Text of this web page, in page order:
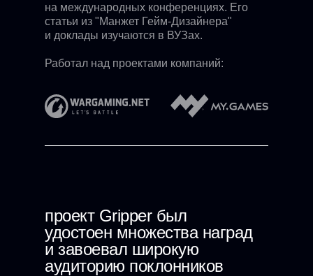
на международных конференциях. Его
статьи из "Манжет Гейм-Дизайнера"
и доклады изучаются в ВУЗах.
Работал над проектами компаний:
проект Gripper был
удостоен множества наград
и завоевал широкую
аудиторию поклонников